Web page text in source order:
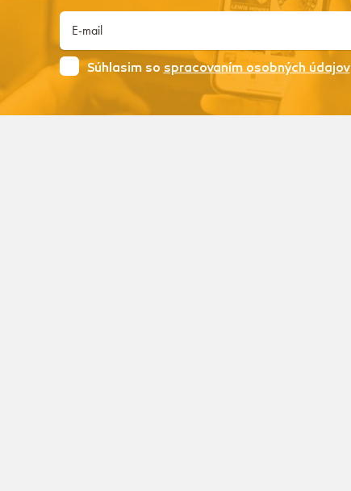
Súhlasim so spracovaním osobných údajov